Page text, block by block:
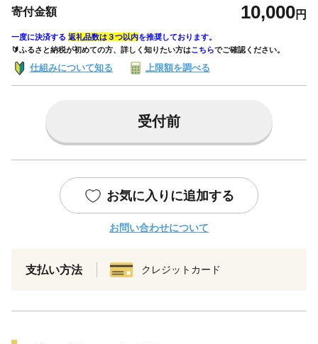
寄付金額 10,000円
一度に決済する 返礼品数は３つ以内を推奨しております。
🔰ふるさと納税が初めての方、詳しく知りたい方はこちらでご確認ください。
仕組みについて知る 上限額を調べる
受付前
お気に入りに追加する
お問い合わせについて
支払い方法 クレジットカード